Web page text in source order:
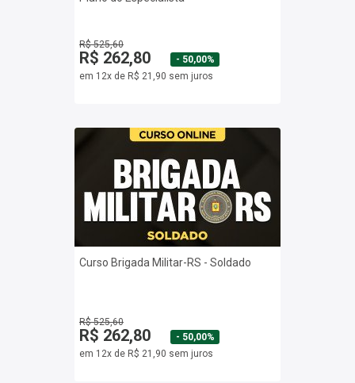
R$ 525,60
R$ 262,80
- 50,00%
em 12x de R$ 21,90 sem juros
Curso Brigada Militar-RS - Soldado
R$ 525,60
R$ 262,80
- 50,00%
em 12x de R$ 21,90 sem juros